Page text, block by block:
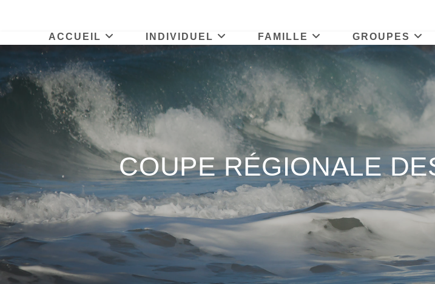
ACCUEIL INDIVIDUEL FAMILLE GROUPES
COUPE RÉGIONALE